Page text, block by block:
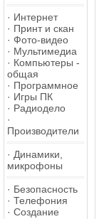
· Интернет
· Принт и скан
· Фото-видео
· Мультимедиа
· Компьютеры -
общая
· Программное
· Игры ПК
· Радиодело
·
Производители
· Динамики,
микрофоны
· Безопасность
· Телефония
· Создание